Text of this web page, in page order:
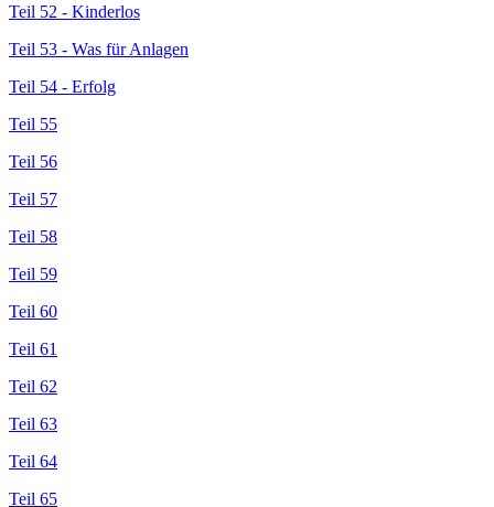
Teil 52 - Kinderlos
Teil 53 - Was für Anlagen
Teil 54 - Erfolg
Teil 55
Teil 56
Teil 57
Teil 58
Teil 59
Teil 60
Teil 61
Teil 62
Teil 63
Teil 64
Teil 65